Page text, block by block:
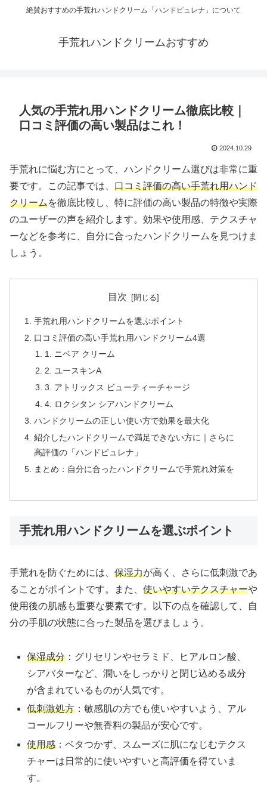
絶賛おすすめの手荒れハンドクリーム「ハンドピュレナ」について
手荒れハンドクリームおすすめ
人気の手荒れ用ハンドクリーム徹底比較｜
口コミ評価の高い製品はこれ！
2024.10.29
手荒れに悩む方にとって、ハンドクリーム選びは非常に重
要です。この記事では、 口コミ評価の高い手荒れ用ハンド
クリームを徹底比較し、特に評価の高い製品の特徴や実際
のユーザーの声を紹介します。効果や使用感、テクスチャ
ーなどを参考に、自分に合ったハンドクリームを見つけま
しょう。
目次
手荒れ用ハンドクリームを選ぶポイント
口コミ評価の高い手荒れ用ハンドクリーム4選
1. ニベア クリーム
2. ユースキンA
3. アトリックス ビューティーチャージ
4. ロクシタン シアハンドクリーム
ハンドクリームの正しい使い方で効果を最大化
紹介したハンドクリームで満足できない方に｜さらに
高評価の「ハンドピュレナ」
まとめ：自分に合ったハンドクリームで手荒れ対策を
手荒れ用ハンドクリームを選ぶポイント
手荒れを防ぐためには、 保湿力が高く、さらに低刺激であ
ることがポイントです。また、 使いやすいテクスチャーや
使用後の肌感も重要な要素です。以下の点を確認して、自
分の手肌の状態に合った製品を選びましょう。
保湿成分 ：グリセリンやセラミド、ヒアルロン酸、
シアバターなど、潤いをしっかりと閉じ込める成分
が含まれているものが人気です。
低刺激処方 ：敏感肌の方でも使いやすいよう、アル
コールフリーや無香料の製品が安心です。
使用感 ：ベタつかず、スムーズに肌になじむテクス
チャーは日常的に使いやすいと高評価を得ていま
す。